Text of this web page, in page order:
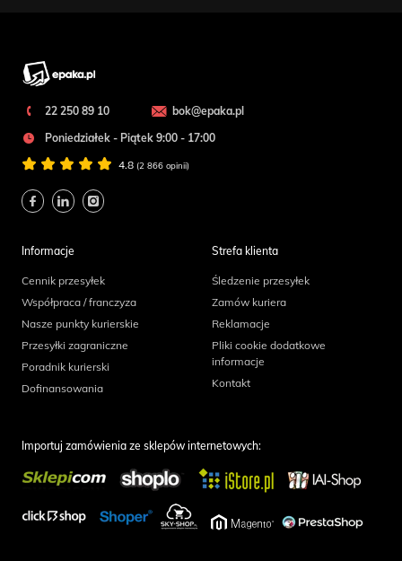
22 250 89 10
bok@epaka.pl
Poniedziałek - Piątek 9:00 - 17:00
4.8 (2 866 opinii)
Informacje
Cennik przesyłek
Współpraca / franczyza
Nasze punkty kurierskie
Przesyłki zagraniczne
Poradnik kurierski
Dofinansowania
Strefa klienta
Śledzenie przesyłek
Zamów kuriera
Reklamacje
Pliki cookie dodatkowe
informacje
Kontakt
Importuj zamówienia ze sklepów internetowych: